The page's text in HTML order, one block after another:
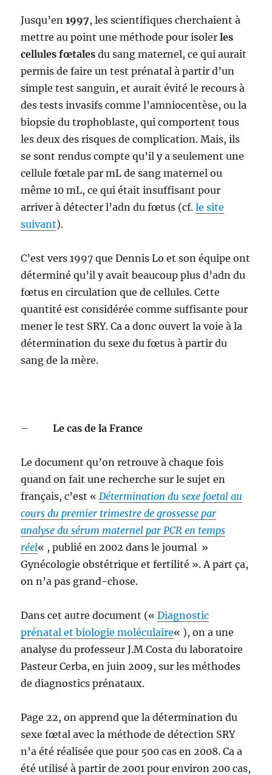
Jusqu’en1997, les scientifiques cherchaient à
mettre au point une méthode pour isolerles
cellules fœtalesdu sang maternel, ce qui aurait
permis de faire un test prénatal à partir d’un
simple test sanguin, et aurait évité le recours à
des tests invasifs comme l’amniocentèse, ou la
biopsie du trophoblaste, qui comportent tous
les deux des risques de complication. Mais, ils
se sont rendus compte qu’il y a seulement une
cellule fœtale par mL de sang maternel ou
même 10 mL, ce qui était insuffisant pour
arriver à détecter l’adn du fœtus (cf.le site
suivant).
C’est vers 1997 que Dennis Lo et son équipe ont
déterminé qu’il y avait beaucoup plus d’adn du
fœtus en circulation que de cellules. Cette
quantité est considérée comme suffisante pour
mener le test SRY. Ca a donc ouvert la voie à la
détermination du sexe du fœtus à partir du
sang de la mère.
–Le cas de la France
Le document qu’on retrouve à chaque fois
quand on fait une recherche sur le sujet en
français, c’est «Détermination du sexe foetal au
cours du premier trimestre de grossesse par
analyse du sérum maternel par PCR en temps
réel« , publié en 2002 dans le journal »
Gynécologie obstétrique et fertilité ». A part ça,
on n’a pas grand-chose.
Dans cet autre document («Diagnostic
prénatal et biologie moléculaire« ), on a une
analyse du professeur J.M Costa du laboratoire
Pasteur Cerba, en juin 2009, sur les méthodes
de diagnostics prénataux.
Page 22, on apprend que la détermination du
sexe fœtal avec la méthode de détection SRY
n’a été réalisée que pour 500 cas en 2008. Ca a
été utilisé à partir de 2001 pour environ 200 cas,